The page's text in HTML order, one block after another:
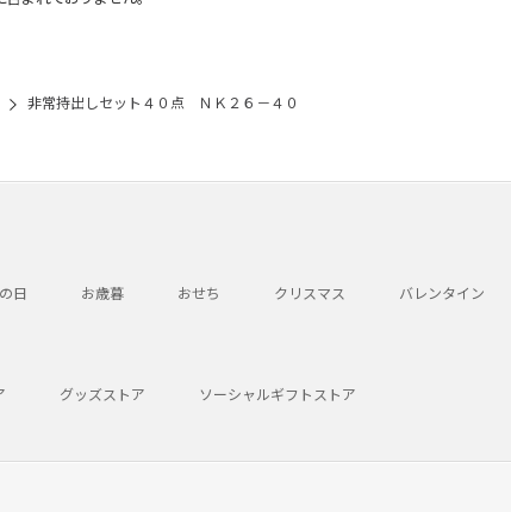
非常持出しセット４０点 ＮＫ２６－４０
日 お歳暮 おせち クリスマス バレンタイン
グッズストア ソーシャルギフトストア